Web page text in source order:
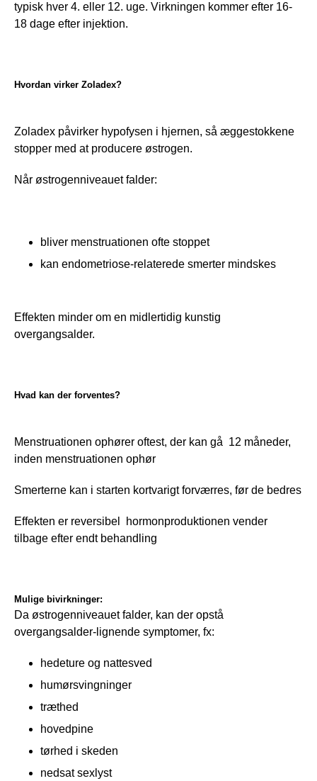
typisk hver 4. eller 12. uge. Virkningen kommer efter 16-
18 dage efter injektion.
Hvordan virker Zoladex?
Zoladex påvirker hypofysen i hjernen, så æggestokkene
stopper med at producere østrogen.
Når østrogenniveauet falder:
bliver menstruationen ofte stoppet
kan endometriose-relaterede smerter mindskes
Effekten minder om en midlertidig kunstig
overgangsalder.
Hvad kan der forventes?
Menstruationen ophører oftest, der kan gå  12 måneder,
inden menstruationen ophør
Smerterne kan i starten kortvarigt forværres, før de bedres
Effekten er reversibel  hormonproduktionen vender
tilbage efter endt behandling
Mulige bivirkninger:
Da østrogenniveauet falder, kan der opstå
overgangsalder-lignende symptomer, fx:
hedeture og nattesved
humørsvingninger
træthed
hovedpine
tørhed i skeden
nedsat sexlyst